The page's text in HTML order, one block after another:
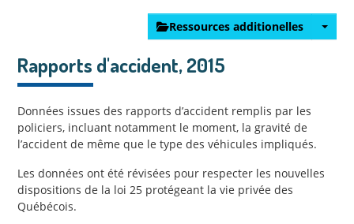
Ressources additionelles
Rapports d'accident, 2015
Données issues des rapports d’accident remplis par les
policiers, incluant notamment le moment, la gravité de
l’accident de même que le type des véhicules impliqués.
Les données ont été révisées pour respecter les nouvelles
dispositions de la loi 25 protégeant la vie privée des
Québécois.